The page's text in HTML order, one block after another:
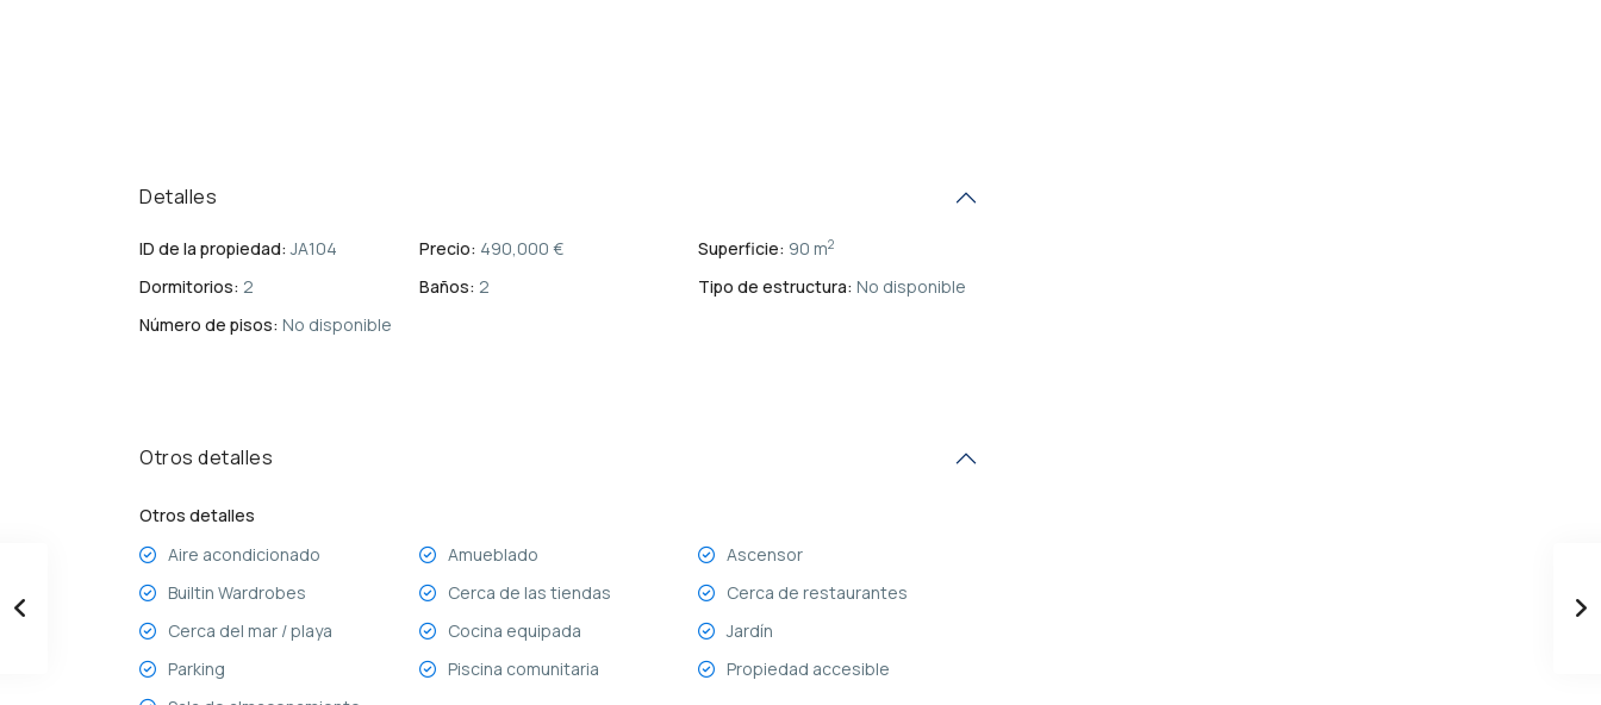
Detalles
ID de la propiedad: JA104 Precio: 490,000 € Superficie: 90 m2
Dormitorios: 2 Baños: 2 Tipo de estructura: No disponible
Número de pisos: No disponible
Otros detalles
Otros detalles
Aire acondicionado
Amueblado
Ascensor
Builtin Wardrobes
Cerca de las tiendas
Cerca de restaurantes
Cerca del mar / playa
Cocina equipada
Jardín
Parking
Piscina comunitaria
Propiedad accesible